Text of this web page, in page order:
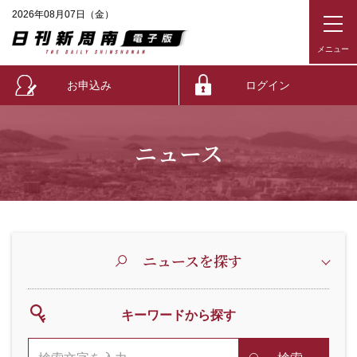
2026年08月07日（金）
お申込み ログイン
ニュース
ニュースを探す
キーワードから探す